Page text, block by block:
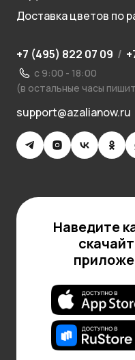
Доставка цветов по
+7 (495) 822 07 09 /
с 9:00 - 18:00
(в остальные часы
support@azalianow.ru
Наведите